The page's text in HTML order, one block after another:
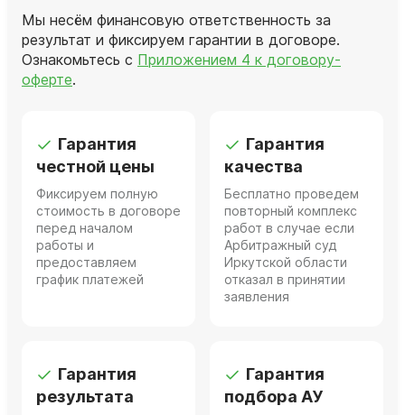
Мы несём финансовую ответственность за
результат и фиксируем гарантии в договоре.
Ознакомьтесь с Приложением 4 к договору-
оферте.
Гарантия
честной цены
Фиксируем полную
стоимость в договоре
перед началом
работы и
предоставляем
график платежей
Гарантия
качества
Бесплатно проведем
повторный комплекс
работ в случае если
Арбитражный суд
Иркутской области
отказал в принятии
заявления
Гарантия
результата
Гарантия
подбора АУ